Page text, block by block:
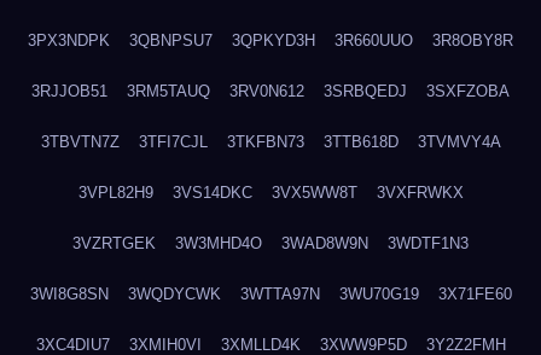
3PX3NDPK 3QBNPSU7 3QPKYD3H 3R660UUO 3R8OBY8R
3RJJOB51 3RM5TAUQ 3RV0N612 3SRBQEDJ 3SXFZOBA
3TBVTN7Z 3TFI7CJL 3TKFBN73 3TTB618D 3TVMVY4A
3VPL82H9 3VS14DKC 3VX5WW8T 3VXFRWKX
3VZRTGEK 3W3MHD4O 3WAD8W9N 3WDTF1N3
3WI8G8SN 3WQDYCWK 3WTTA97N 3WU70G19 3X71FE60
3XC4DIU7 3XMIH0VI 3XMLLD4K 3XWW9P5D 3Y2Z2FMH